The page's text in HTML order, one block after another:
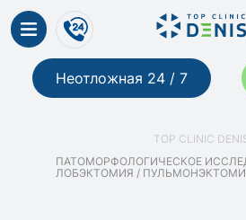
Неотложная 24 / 7
TOP CLINIC
ПАТОМОРФОЛОГИЧЕСКОЕ
ЛОБЭКТОМИЯ /